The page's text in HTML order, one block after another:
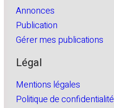
Annonces
Publication
Gérer mes publications
Légal
Mentions légales
Politique de confidentialité